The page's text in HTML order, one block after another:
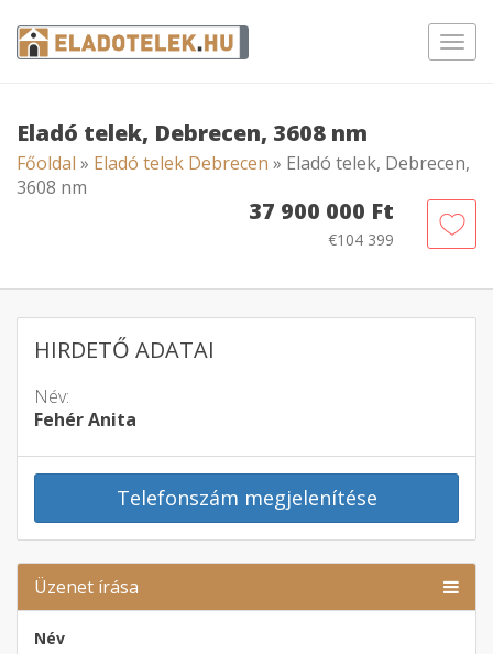
Eladó telek, Debrecen, 3608 nm
Főoldal » Eladó telek Debrecen » Eladó telek, Debrecen,
3608 nm
37 900 000 Ft
€104 399
HIRDETŐ ADATAI
Név:
Fehér Anita
Telefonszám megjelenítése
Üzenet írása
Név